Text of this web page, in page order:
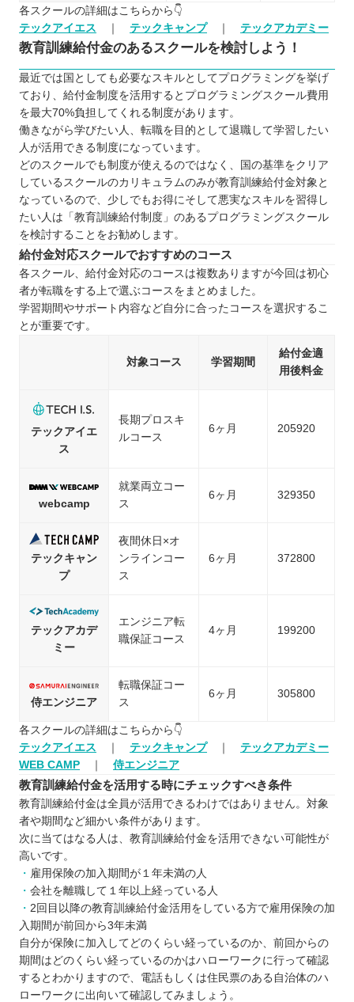
各スクールの詳細はこちらから👇
テックアイエス
テックキャンプ｜ テックアカデミー
教育訓練給付金のあるスクールを検討しよう！
最近では国としても必要なスキルとしてプログラミングを挙げ
ており、給付金制度を活用するとプログラミングスクール費用
を最大70%負担してくれる制度があります。
働きながら学びたい人、転職を目的として退職して学習したい
人が活用できる制度になっています。
どのスクールでも制度が使えるのではなく、国の基準をクリア
しているスクールのカリキュラムのみが教育訓練給付金対象と
なっているので、少しでもお得にそして悪実なスキルを習得し
たい人は「教育訓練給付制度」のあるプログラミングスクール
を検討することをお勧めします。
給付金対応スクールでおすすめのコース
各スクール、給付金対応のコースは複数ありますが今回は初心
者が転職をする上で選ぶコースをまとめました。
学習期間やサポート内容など自分に合ったコースを選択するこ
とが重要です。
対象コース 学習期間
給付金適
用後料金
テックアイエ
ス
長期プロスキ
ルコース
6ヶ月 205920
webcamp
就業両立コー
ス
6ヶ月 329350
テックキャン
プ
夜間休日×オ
ンラインコー
ス
6ヶ月 372800
テックアカデ
ミー
エンジニア転
職保証コース
4ヶ月 199200
侍エンジニア
転職保証コー
ス
6ヶ月 305800
各スクールの詳細はこちらから👇
テックアイエス
テックキャンプ｜ テックアカデミー
WEB CAMP
侍エンジニア
教育訓練給付金を活用する時にチェックすべき条件
教育訓練給付金は全員が活用できるわけではありません。対象
者や期間など細かい条件があります。
次に当てはなる人は、教育訓練給付金を活用できない可能性が
高いです。
雇用保険の加入期間が１年未満の人
会社を離職して１年以上経っている人
2回目以降の教育訓練給付金活用をしている方で雇用保険の加
入期間が前回から3年未満
自分が保険に加入してどのくらい経っているのか、前回からの
期間はどのくらい経っているのかはハローワークに行って確認
するとわかりますので、電話もしくは住民票のある自治体のハ
ローワークに出向いて確認してみましょう。